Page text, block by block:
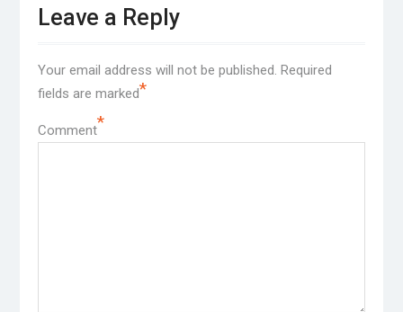
Leave a Reply
Your email address will not be published. Required
fields are marked*
Comment*